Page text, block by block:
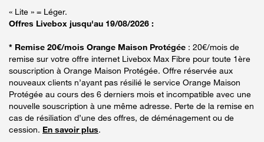
« Lite » = Léger.
Offres Livebox jusqu'au 19/08/2026 :
* Remise 20€/mois Orange Maison Protégée : 20€/mois de
remise sur votre offre internet Livebox Max Fibre pour toute 1ère
souscription à Orange Maison Protégée. Offre réservée aux
nouveaux clients n’ayant pas résilié le service Orange Maison
Protégée au cours des 6 derniers mois et incompatible avec une
nouvelle souscription à une même adresse. Perte de la remise en
cas de résiliation d’une des offres, de déménagement ou de
cession. En savoir plus.